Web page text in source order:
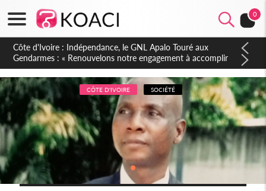
0
Sierra Leone : Un projet de réforme constitutionnelle en
gestation, points clés des amendements, un exclu d'avance
CÔTE D'IVOIRE SOCIÉTÉ